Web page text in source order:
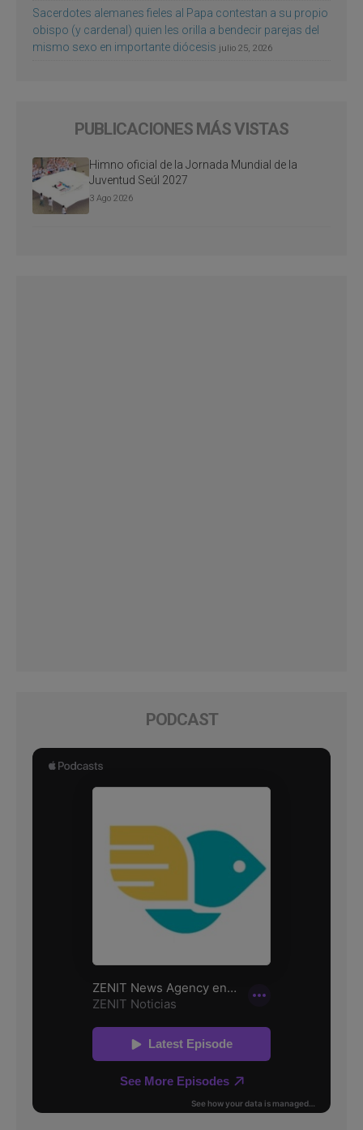
Sacerdotes alemanes fieles al Papa contestan a su propio
obispo (y cardenal) quien les orilla a bendecir parejas del
mismo sexo en importante diócesis julio 25, 2026
PUBLICACIONES MÁS VISTAS
Himno oficial de la Jornada Mundial de la
Juventud Seúl 2027
3 Ago 2026
PODCAST